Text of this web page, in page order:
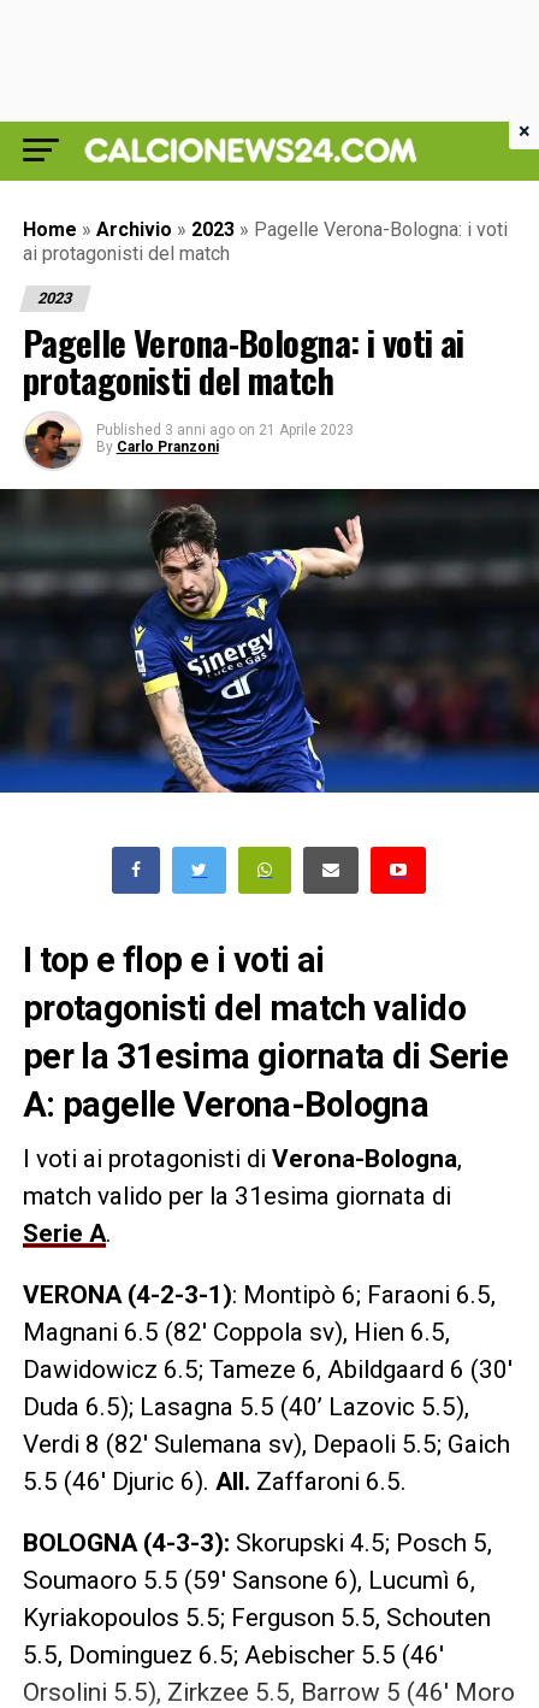
Home » Archivio » 2023 » Pagelle Verona-Bologna: i voti
ai protagonisti del match
2023
Pagelle Verona-Bologna: i voti ai
protagonisti del match
Published 3 anni ago on 21 Aprile 2023
By Carlo Pranzoni
I top e flop e i voti ai
protagonisti del match valido
per la 31esima giornata di Serie
A: pagelle Verona-Bologna
I voti ai protagonisti di Verona-Bologna,
match valido per la 31esima giornata di
Serie A.
VERONA (4-2-3-1): Montipò 6; Faraoni 6.5,
Magnani 6.5 (82′ Coppola sv), Hien 6.5,
Dawidowicz 6.5; Tameze 6, Abildgaard 6 (30′
Duda 6.5); Lasagna 5.5 (40’ Lazovic 5.5),
Verdi 8 (82′ Sulemana sv), Depaoli 5.5; Gaich
5.5 (46′ Djuric 6). All. Zaffaroni 6.5.
BOLOGNA (4-3-3): Skorupski 4.5; Posch 5,
Soumaoro 5.5 (59′ Sansone 6), Lucumì 6,
Kyriakopoulos 5.5; Ferguson 5.5, Schouten
5.5, Dominguez 6.5; Aebischer 5.5 (46′
Orsolini 5.5), Zirkzee 5.5, Barrow 5 (46′ Moro
×